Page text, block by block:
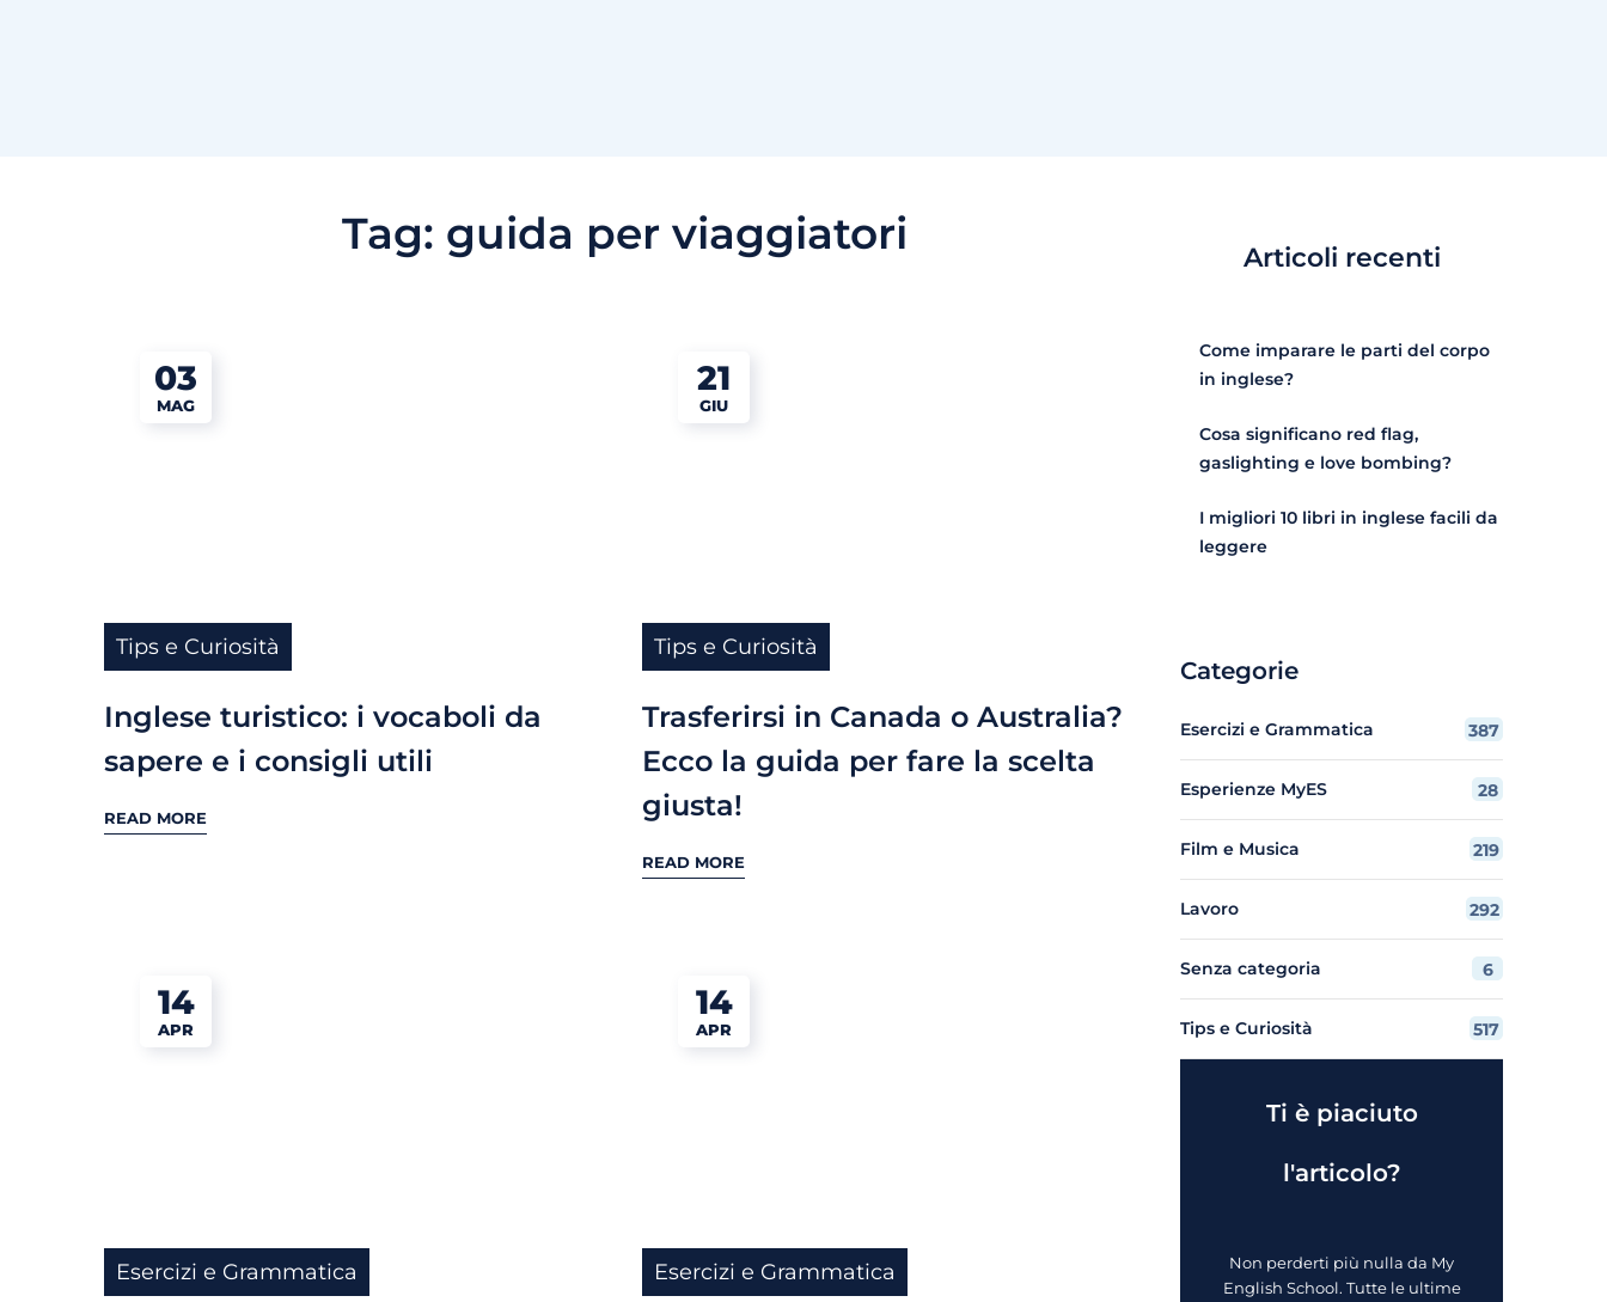
Tag: guida per viaggiatori
03
MAG
Tips e Curiosità
Inglese turistico: i vocaboli da
sapere e i consigli utili
READ MORE
21
GIU
Tips e Curiosità
Trasferirsi in Canada o Australia?
Ecco la guida per fare la scelta
giusta!
READ MORE
14
APR
Esercizi e Grammatica
14
APR
Esercizi e Grammatica
Articoli recenti
Come imparare le parti del corpo
in inglese?
Cosa significano red flag,
gaslighting e love bombing?
I migliori 10 libri in inglese facili da
leggere
Categorie
Esercizi e Grammatica 387
Esperienze MyES 28
Film e Musica 219
Lavoro 292
Senza categoria 6
Tips e Curiosità 517
Ti è piaciuto
l'articolo?
Non perderti più nulla da My
English School. Tutte le ultime